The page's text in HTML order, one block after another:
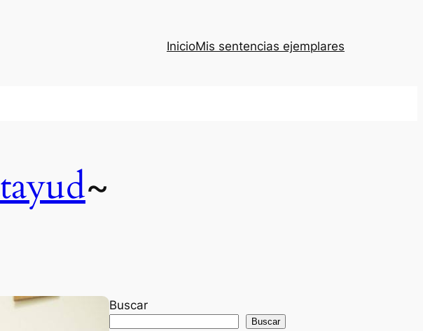
InicioMis sentencias ejemplares
~
Buscar
Buscar